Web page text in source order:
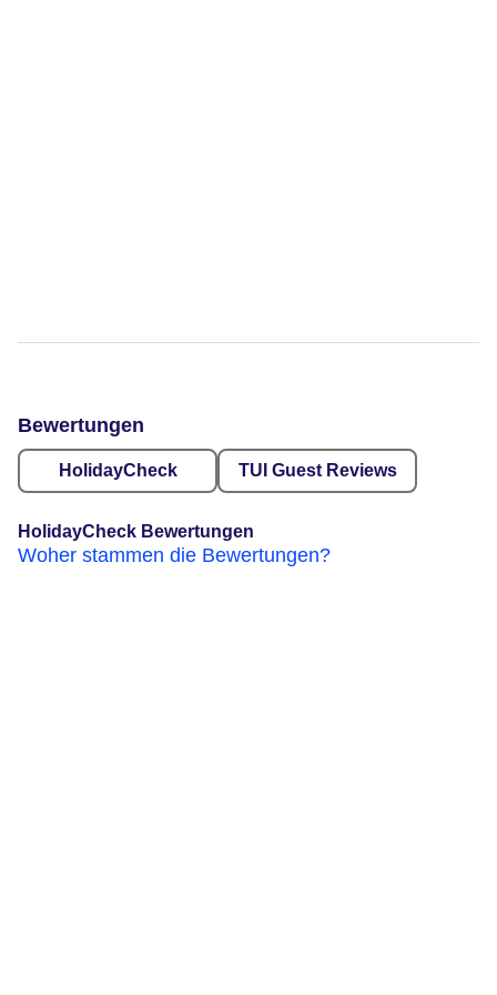
Bewertungen
HolidayCheck TUI Guest Reviews
HolidayCheck Bewertungen
Woher stammen die Bewertungen?